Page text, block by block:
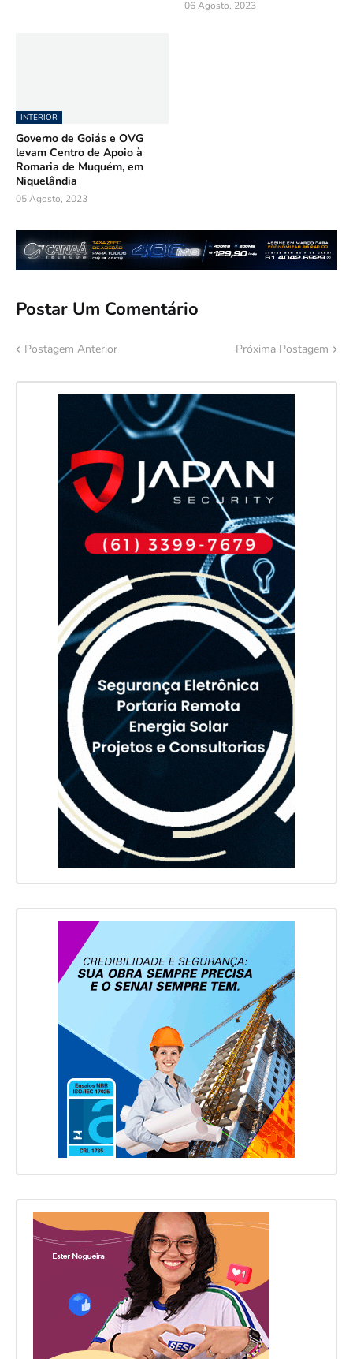
06 Agosto, 2023
INTERIOR
Governo de Goiás e OVG
levam Centro de Apoio à
Romaria de Muquém, em
Niquelândia
05 Agosto, 2023
Postar Um Comentário
Postagem Anterior Próxima Postagem